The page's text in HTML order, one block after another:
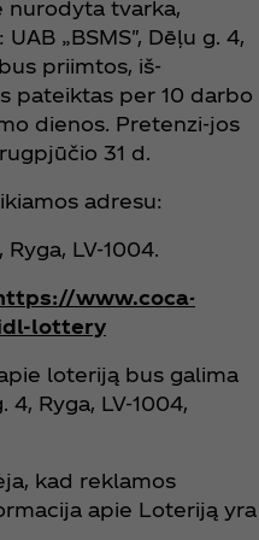
nurodyta tvarka,
„BSMS", Dēļu g. 4,
priimtos, iš-
pateiktas per 10 darbo
dienos. Pretenzi-jos
31 d.
adresu:
Ryga, LV-1004.
www.coca-
lottery
loteriją bus galima
4, Ryga, LV-1004,
kad reklamos
apie Loteriją yra